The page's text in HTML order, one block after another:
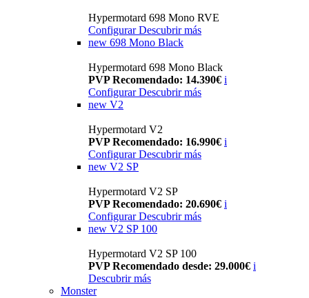
Hypermotard 698 Mono RVE
Configurar Descubrir más
new 698 Mono Black
Hypermotard 698 Mono Black
PVP Recomendado: 14.390€ i
Configurar Descubrir más
new V2
Hypermotard V2
PVP Recomendado: 16.990€ i
Configurar Descubrir más
new V2 SP
Hypermotard V2 SP
PVP Recomendado: 20.690€ i
Configurar Descubrir más
new V2 SP 100
Hypermotard V2 SP 100
PVP Recomendado desde: 29.000€ i
Descubrir más
Monster